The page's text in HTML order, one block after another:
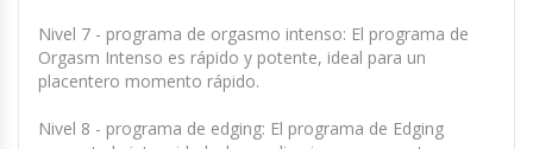
Nivel 7 - programa de orgasmo intenso: El programa de
Orgasm Intenso es rápido y potente, ideal para un
placentero momento rápido.
Nivel 8 - programa de edging: El programa de Edging